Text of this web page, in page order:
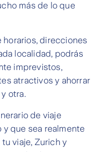
más de lo que
horarios, direcciones
localidad, podrás
imprevistos,
atractivos y ahorrar
otra.
de viaje
que sea realmente
viaje, Zurich y